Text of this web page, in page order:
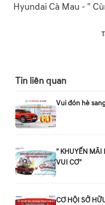
Hyundai Cà Mau - "
Tin liên quan
Vui đón hè
" KHUYẾN MÃI
VUI CƠ"
CƠ HỘI SỞ